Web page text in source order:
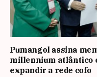
Pumangol assina
millennium atlântico
expandir a rede cofo